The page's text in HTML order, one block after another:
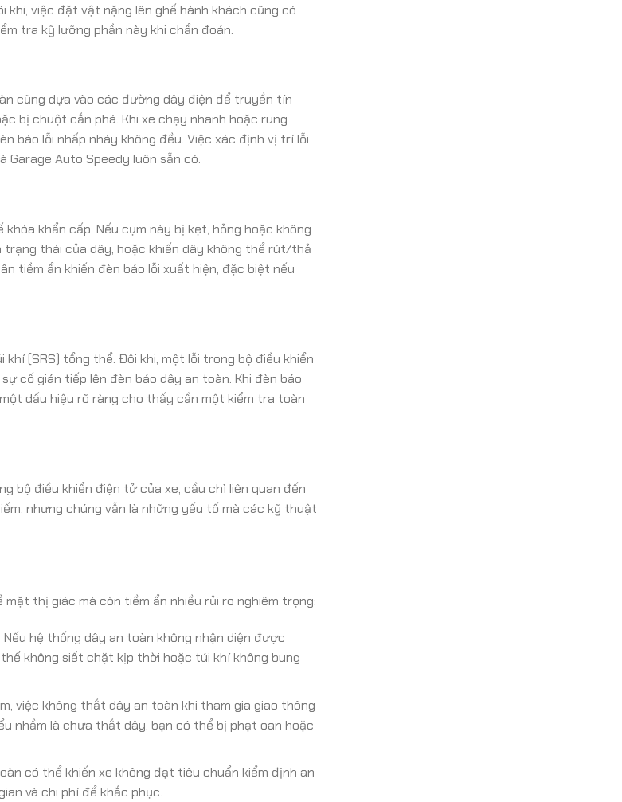
khi, việc đặt vật nặng lên ghế hành khách cũng có
tra kỹ lưỡng phần này khi chẩn đoán.
cũng dựa vào các đường dây điện để truyền tín
bị chuột cắn phá. Khi xe chạy nhanh hoặc rung
báo lỗi nhấp nháy không đều. Việc xác định vị trí lỗi
Garage Auto Speedy luôn sẵn có.
khẩn cấp. Nếu cụm này bị kẹt, hỏng hoặc không
thái của dây, hoặc khiến dây không thể rút/thả
tiềm ẩn khiến đèn báo lỗi xuất hiện, đặc biệt nếu
(SRS) tổng thể. Đôi khi, một lỗi trong bộ điều khiển
cố gián tiếp lên đèn báo dây an toàn. Khi đèn báo
dấu hiệu rõ ràng cho thấy cần một kiểm tra toàn
bộ điều khiển điện tử của xe, cầu chì liên quan đến
nhưng chúng vẫn là những yếu tố mà các kỹ thuật
thị giác mà còn tiềm ẩn nhiều rủi ro nghiêm trọng:
hệ thống dây an toàn không nhận diện được
không siết chặt kịp thời hoặc túi khí không bung
việc không thắt dây an toàn khi tham gia giao thông
nhầm là chưa thắt dây, bạn có thể bị phạt oan hoặc
có thể khiến xe không đạt tiêu chuẩn kiểm định an
và chi phí để khắc phục.